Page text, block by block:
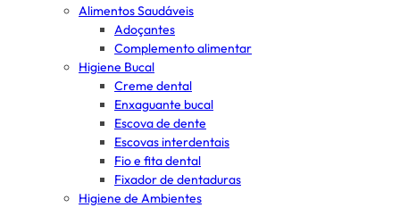
Alimentos Saudáveis
Adoçantes
Complemento alimentar
Higiene Bucal
Creme dental
Enxaguante bucal
Escova de dente
Escovas interdentais
Fio e fita dental
Fixador de dentaduras
Higiene de Ambientes